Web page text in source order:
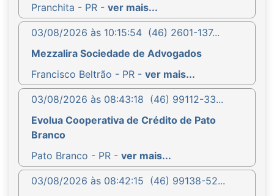
Pranchita - PR - ver mais...
03/08/2026 às 10:15:54 (46) 2601-137...
Mezzalira Sociedade de Advogados
Francisco Beltrão - PR - ver mais...
03/08/2026 às 08:43:18 (46) 99112-33...
Evolua Cooperativa de Crédito de Pato
Branco
Pato Branco - PR - ver mais...
03/08/2026 às 08:42:15 (46) 99138-52...